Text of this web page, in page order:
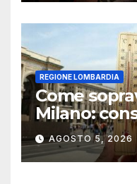
REGIONE LOMBARDIA
Come
Milano:
AGOSTO 5, 2026